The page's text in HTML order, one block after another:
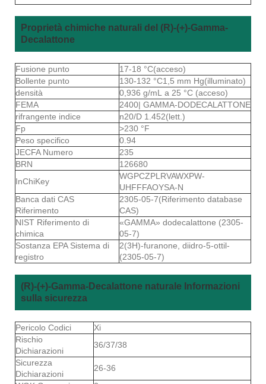
Proprietà chimiche naturali del (R)-(+)-Gamma-
Decalattone
Fusione punto
17-18 °C(acceso)
Bollente punto
130-132 °C1,5 mm Hg(illuminato)
densità
0,936 g/mL a 25 °C (acceso)
FEMA
2400| GAMMA-DODECALATTONE
rifrangente indice
n20/D 1.452(lett.)
Fp
>230 °F
Peso specifico
0.94
JECFA Numero
235
BRN
126680
InChiKey
WGPCZPLRVAWXPW-
UHFFFAOYSA-N
Banca dati CAS
Riferimento
2305-05-7(Riferimento database
CAS)
NIST Riferimento di
chimica
«GAMMA» dodecalattone (2305-
05-7)
Sostanza EPA Sistema di
registro
2(3H)-furanone, diidro-5-ottil-
(2305-05-7)
(R)-(+)-Gamma-Decalattone naturale Informazioni
sulla sicurezza
Pericolo Codici
Xi
Rischio
Dichiarazioni
36/37/38
Sicurezza
Dichiarazioni
26-36